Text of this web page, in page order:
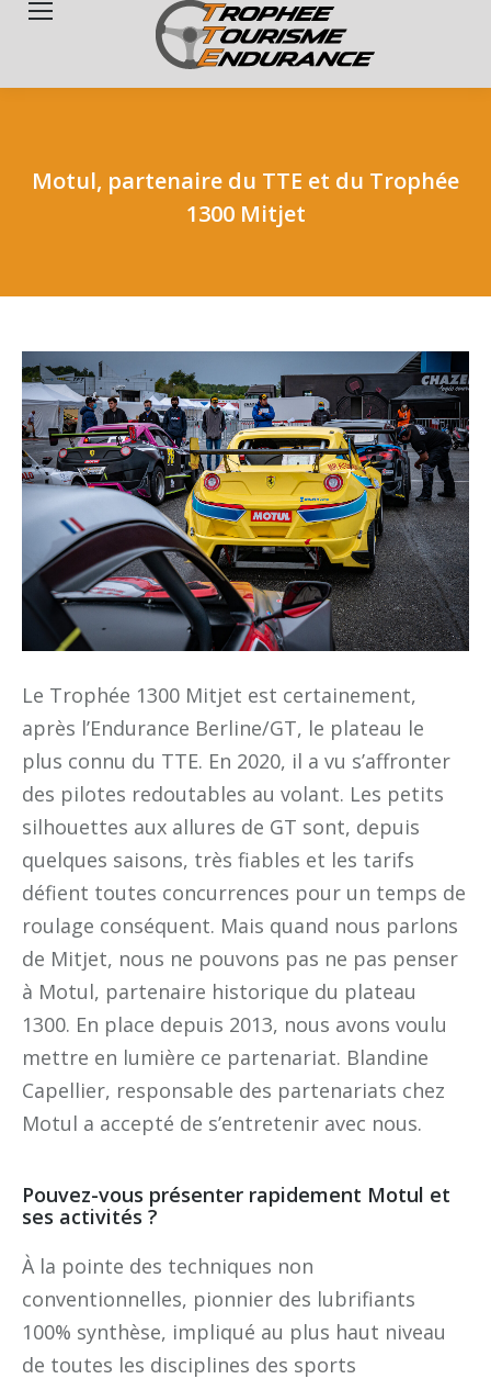
Motul, partenaire du TTE et du Trophée
1300 Mitjet
Le Trophée 1300 Mitjet est certainement,
après l’Endurance Berline/GT, le plateau le
plus connu du TTE. En 2020, il a vu s’affronter
des pilotes redoutables au volant. Les petits
silhouettes aux allures de GT sont, depuis
quelques saisons, très fiables et les tarifs
défient toutes concurrences pour un temps de
roulage conséquent. Mais quand nous parlons
de Mitjet, nous ne pouvons pas ne pas penser
à Motul, partenaire historique du plateau
1300. En place depuis 2013, nous avons voulu
mettre en lumière ce partenariat. Blandine
Capellier, responsable des partenariats chez
Motul a accepté de s’entretenir avec nous.
Pouvez-vous présenter rapidement Motul et
ses activités ?
À la pointe des techniques non
conventionnelles, pionnier des lubrifiants
100% synthèse, impliqué au plus haut niveau
de toutes les disciplines des sports